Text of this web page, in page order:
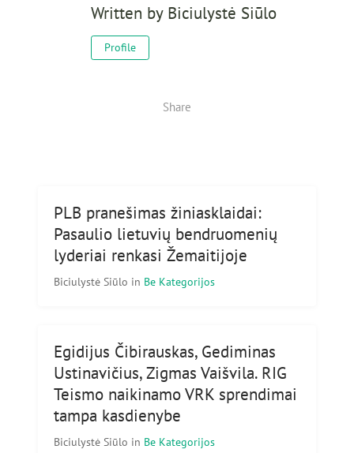
Written by Biciulystė Siūlo
Profile
Share
PLB pranešimas žiniasklaidai:
Pasaulio lietuvių bendruomenių
lyderiai renkasi Žemaitijoje
Biciulystė Siūlo in Be Kategorijos
Egidijus Čibirauskas, Gediminas
Ustinavičius, Zigmas Vaišvila. RIG
Teismo naikinamo VRK sprendimai
tampa kasdienybe
Biciulystė Siūlo in Be Kategorijos